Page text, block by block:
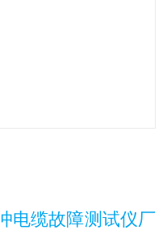
电缆故障测试仪厂